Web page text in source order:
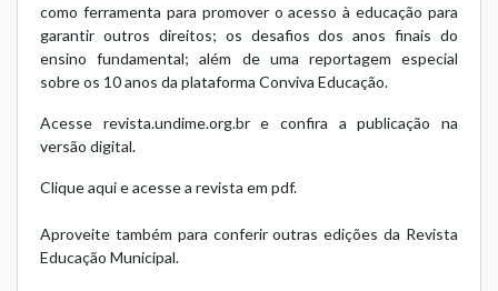
como ferramenta para promover o acesso à educação para
garantir outros direitos; os desafios dos anos finais do
ensino fundamental; além de uma reportagem especial
sobre os 10 anos da plataforma Conviva Educação.
Acesse revista.undime.org.bre confira a publicação na
versão digital.
Clique aqui e acesse a revista em pdf.
Aproveite também para conferir outras edições da Revista
Educação Municipal.